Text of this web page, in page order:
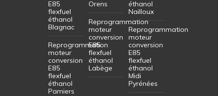
E85
flexfuel
éthanol
Blagnac
Reprogrammation
moteur
conversion
E85
flexfuel
éthanol
Pamiers
Orens
Reprogrammation
moteur
conversion
E85
flexfuel
éthanol
Labège
éthanol
Nailloux
Reprogrammation
moteur
conversion
E85
flexfuel
éthanol
Midi
Pyrénées